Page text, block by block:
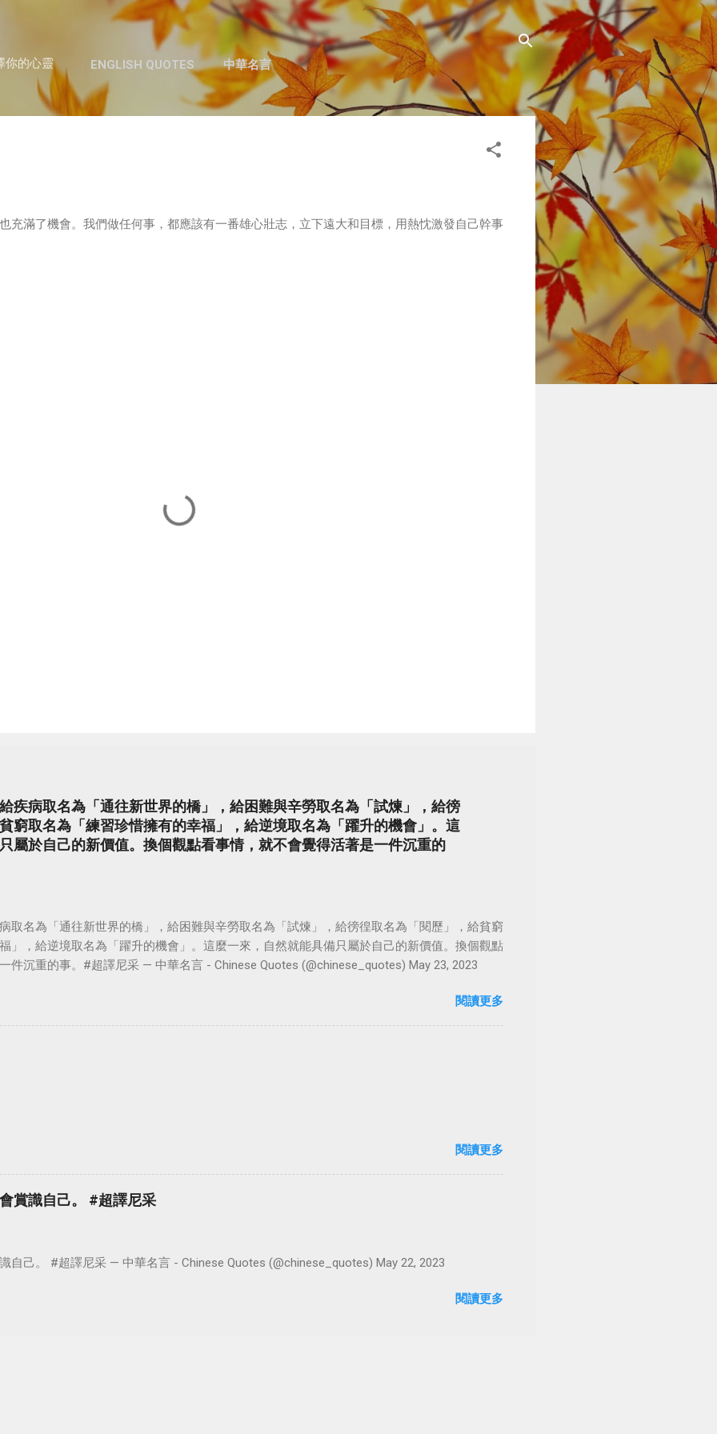
跳至主要內容
你的心靈 ENGLISH QUOTES 中華名言
充滿了機會。我們做任何事，都應該有一番雄心壯志，立下遠大和目標，用熱忱激發自己幹事
疾病取名為「通往新世界的橋」，給困難與辛勞取名為「試煉」，給徬
窮取名為「練習珍惜擁有的幸福」，給逆境取名為「躍升的機會」。這
屬於自己的新價值。換個觀點看事情，就不會覺得活著是一件沉重的
取名為「通往新世界的橋」，給困難與辛勞取名為「試煉」，給徬徨取名為「閱歷」，給貧窮
」，給逆境取名為「躍升的機會」。這麼一來，自然就能具備只屬於自己的新價值。換個觀點
件沉重的事。#超譯尼采 — 中華名言 - Chinese Quotes (@chinese_quotes) May 23, 2023
閱讀更多
閱讀更多
賞識自己。 #超譯尼采
自己。 #超譯尼采 — 中華名言 - Chinese Quotes (@chinese_quotes) May 22, 2023
閱讀更多